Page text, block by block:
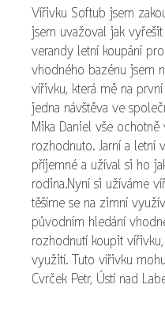
Vířivku Softub jsem
jsem uvažoval jak
verandy letní koupání
vhodného bazénu jsem
vířivku, která mě na
jedna návštěva ve
Mika Daniel vše
rozhodnuto. Jarní a
příjemné a užíval si ho
rodina.Nyní si užíváme
těšíme se na zimní
původním hledání
rozhodnutí koupit
využití. Tuto vířivku
Cvrček Petr, Ústí nad